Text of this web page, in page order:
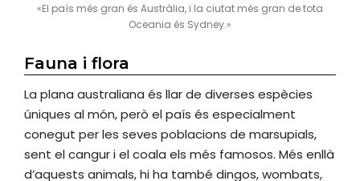
«El país més gran és Austràlia, i la ciutat més gran de tota
Oceania és Sydney.»
Fauna i flora
La plana australiana és llar de diverses espècies
úniques al món, però el país és especialment
conegut per les seves poblacions de marsupials,
sent el cangur i el coala els més famosos. Més enllà
d’aquests animals, hi ha també dingos, wombats,